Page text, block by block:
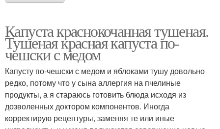
Капуста краснокочанная тушеная.
Тушеная красная капуста по-
чешски с медом
Капусту по-чешски с медом и яблоками тушу довольно
редко, потому что у сына аллергия на пчелиные
продукты, а я стараюсь готовить блюда исходя из
дозволенных доктором компонентов. Иногда
корректирую рецептуры, заменяя те или иные